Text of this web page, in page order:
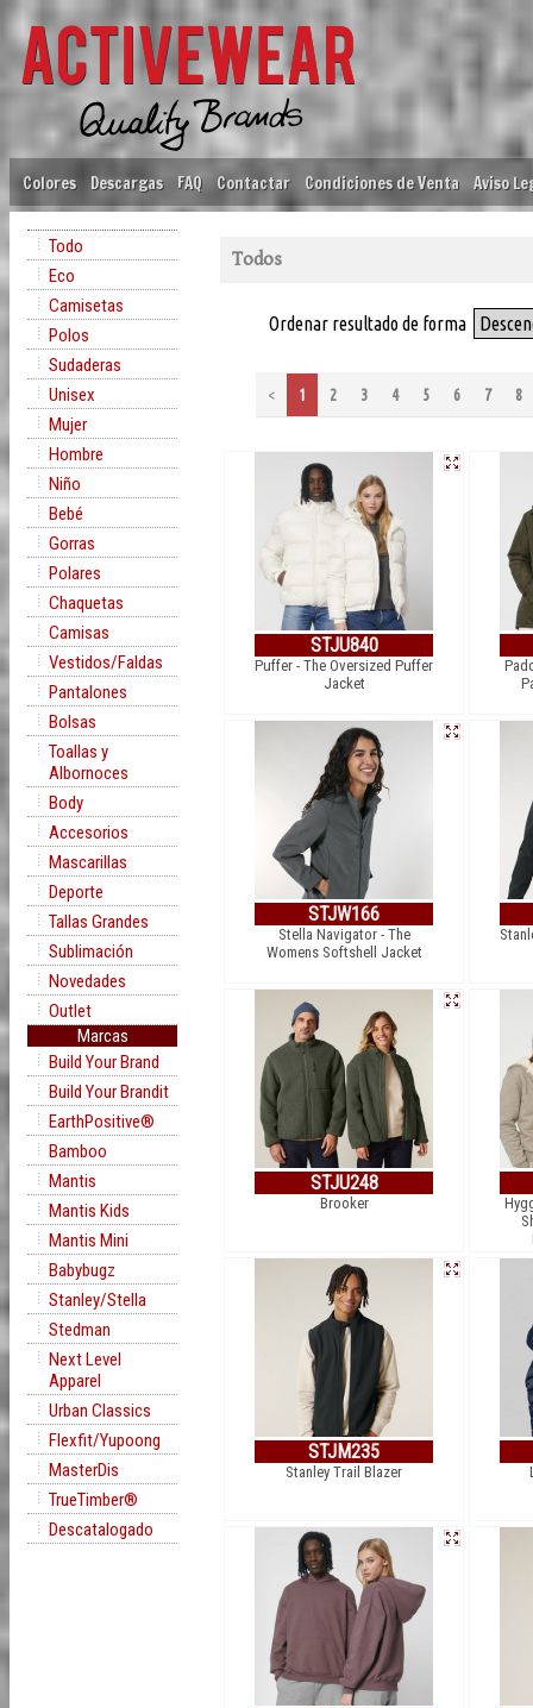
Colores Descargas FAQ Contactar Condiciones de Venta Aviso
Todo
Eco
Camisetas
Polos
Sudaderas
Unisex
Mujer
Hombre
Niño
Bebé
Gorras
Polares
Chaquetas
Camisas
Vestidos/Faldas
Pantalones
Bolsas
Toallas y
Albornoces
Body
Accesorios
Mascarillas
Deporte
Tallas Grandes
Sublimación
Novedades
Outlet
Marcas
Build Your Brand
Build Your Brandit
EarthPositive®
Bamboo
Mantis
Mantis Kids
Mantis Mini
Babybugz
Stanley/Stella
Stedman
Next Level
Apparel
Urban Classics
Flexfit/Yupoong
MasterDis
TrueTimber®
Descatalogado
Todos
Ordenar resultado de forma
< 1 2 3 4 5 6 7 8
STJU840
Puffer - The Oversized Puffer
Jacket
STJW166
Stella Navigator - The
Womens Softshell Jacket
STJU248
Brooker
STJM235
Stanley Trail Blazer